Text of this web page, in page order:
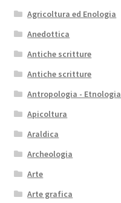
Agricoltura ed Enologia
Anedottica
Antiche scritture
Antiche scritture
Antropologia - Etnologia
Apicoltura
Araldica
Archeologia
Arte
Arte grafica